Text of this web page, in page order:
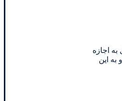
که به موجب ماد‌‌‌ه 18 صد‌‌‌ور گذرنامه موکول به اجازه
این